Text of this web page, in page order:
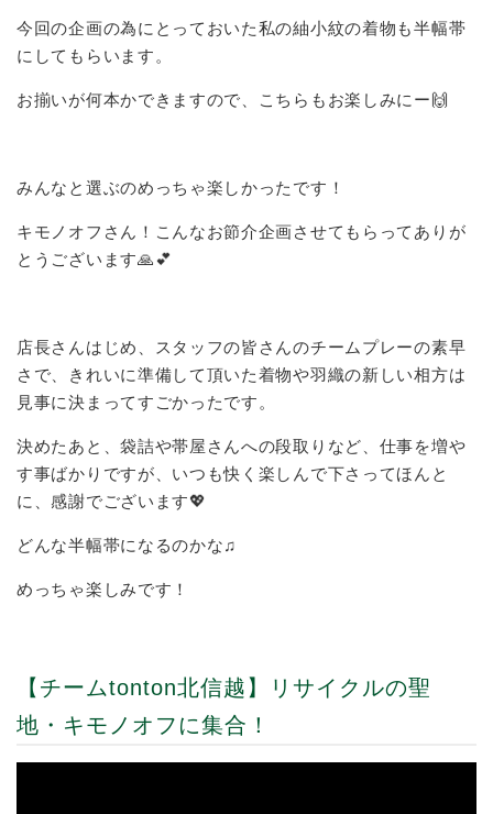
今回の企画の為にとっておいた私の紬小紋の着物も半幅帯
にしてもらいます。
お揃いが何本かできますので、こちらもお楽しみにー🙌
みんなと選ぶのめっちゃ楽しかったです！
キモノオフさん！こんなお節介企画させてもらってありが
とうございます🙏💕
店長さんはじめ、スタッフの皆さんのチームプレーの素早
さで、きれいに準備して頂いた着物や羽織の新しい相方は
見事に決まってすごかったです。
決めたあと、袋詰や帯屋さんへの段取りなど、仕事を増や
す事ばかりですが、いつも快く楽しんで下さってほんと
に、感謝でございます💖
どんな半幅帯になるのかな♫
めっちゃ楽しみです！
【チームtonton北信越】リサイクルの聖
地・キモノオフに集合！